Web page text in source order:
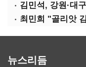
김민석, 강원·대
뉴스리듬